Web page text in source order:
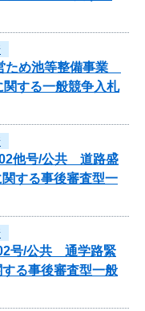
ため池等整備事業
する一般競争入札
02他号/公共 道路盛
する事後審査型一
号/公共 通学路緊
る事後審査型一般